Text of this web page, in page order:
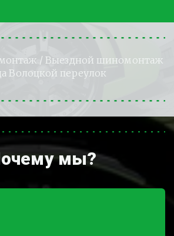
/ Выездной шиномонтаж
Волоцкой переулок
мы?